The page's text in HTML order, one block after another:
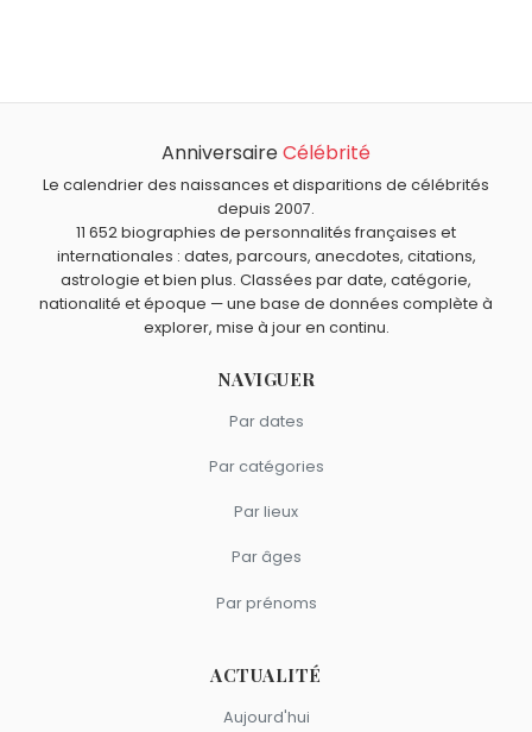
Bernadette Lafont,Michèle Girardon
Philippe BruneauetPhilippe Nahonsont nés en 1938.
Jean Gabin,Catherine Deneuve
Micheline PresleetAnémonesont nés àParis.
Quels acteurs français sont du signe Sagittaire comme
Michèle Grellier ?
Gérard Philipe,Jane Birkin ,Gaspard Ulliel,Bruno Carette
etLouanesont du signe Sagittaire.
AnniversaireCélébrité
Le calendrier des naissances et disparitions de célébrités
depuis 2007.
11 652 biographies de personnalités françaises et
internationales : dates, parcours, anecdotes, citations,
astrologie et bien plus. Classées par date, catégorie,
nationalité et époque — une base de données complète à
explorer, mise à jour en continu.
NAVIGUER
Par dates
Par catégories
Par lieux
Par âges
Par prénoms
ACTUALITÉ
Aujourd'hui